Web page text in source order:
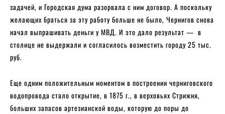
задачей, и Городская дума разорвала с ним договор. А поскольку
желающих браться за эту работу больше не было, Чернигов снова
начал выпрашивать деньги у МВД. И это дало результат — в
столице не выдержали и согласилось возместить городу 25 тыс.
руб.
Еще одним положительным моментом в построении черниговского
водопровода стало открытие, в 1875 г., в верховьях Стрижня,
больших запасов артезианской воды, которую до поры до